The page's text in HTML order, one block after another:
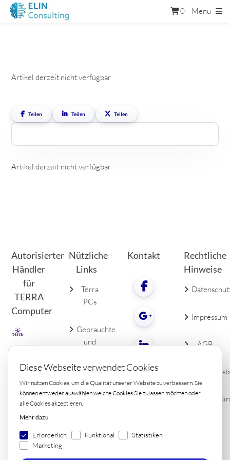
0 Menu
Artikel derzeit nicht verfügbar
Teilen Teilen Teilen
Artikel derzeit nicht verfügbar
Diese Webseite verwendet Cookies
Wir nutzen Cookies, um die Qualität unserer Website zu verbessern. Sie
können entweder auswählen welche Cookies Sie zulassen möchten oder
alle Cookies akzeptieren.
Mehr dazu
Erforderlich Funktional
Statistiken
Marketing
Autorisierter
Händler
für
TERRA
Computer
Nützliche
Links
Terra
PCs
Gebrauchte
und
LCDs
PC
Zubehör
Kontakt
Rechtliche
Hinweise
Impressum
AGB